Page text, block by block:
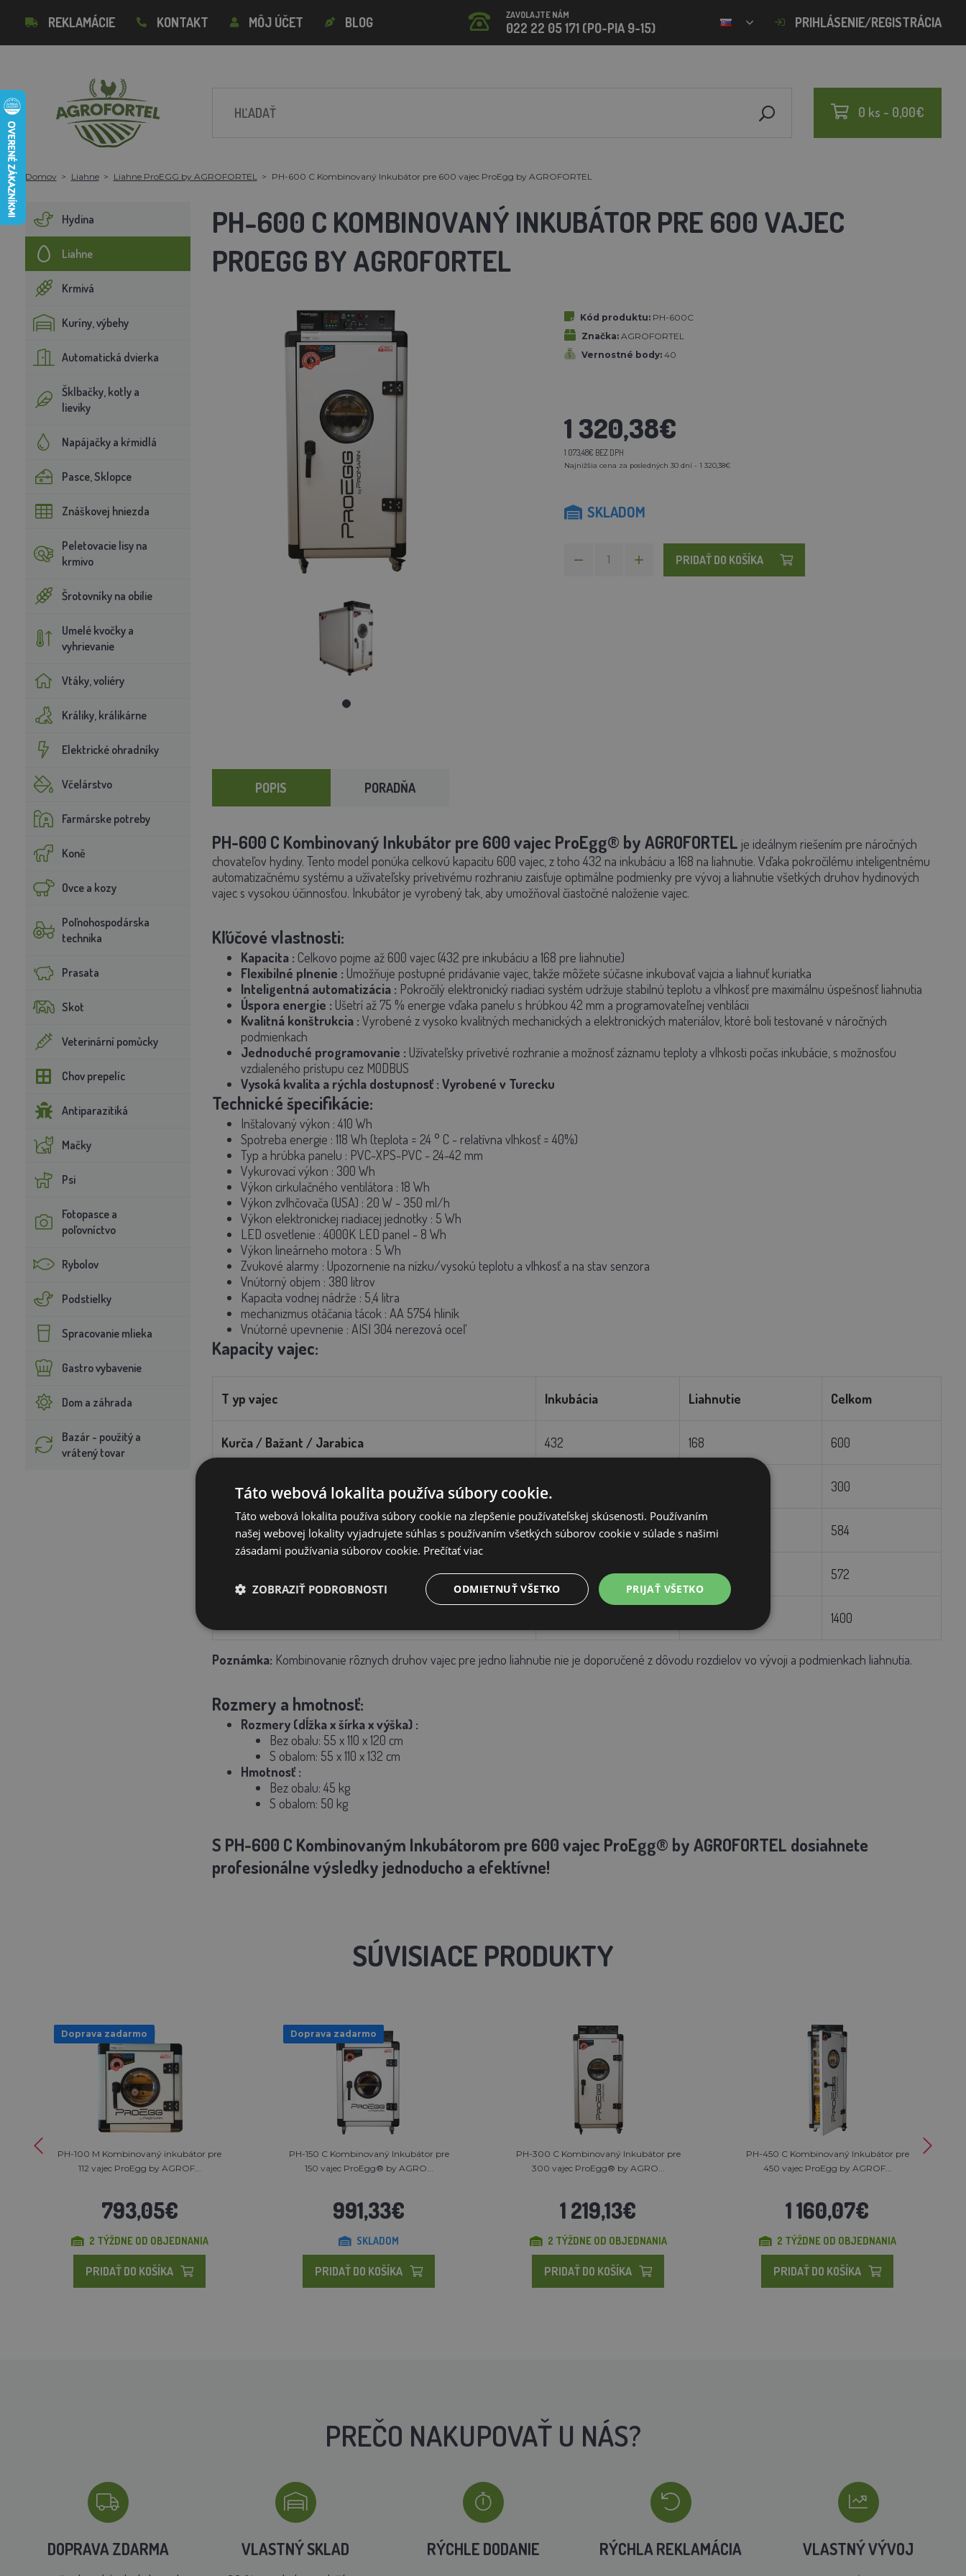
REKLAMÁCIE KONTAKT MÔJ ÚČET BLOG ZAVOLAJTE NÁM
022 22 05 171 (PO-PIA 9-15) PRIHLÁSENIE/REGISTRÁCIA
0 ks - 0,00€
Domov Liahne Liahne ProEGG by AGROFORTEL PH-600 C Kombinovaný Inkubátor pre 600 vajec ProEgg by AGROFORTEL
Hydina
Liahne
Krmivá
Kuríny, výbehy
Automatická dvierka
Šklbačky, kotly a
lieviky
Napájačky a kŕmidlá
Pasce, Sklopce
Znáškovej hniezda
Peletovacie lisy na
krmivo
Šrotovníky na obilie
Umelé kvočky a
vyhrievanie
Vtáky, voliéry
Králiky, králikárne
Elektrické ohradníky
Včelárstvo
Farmárske potreby
Koně
Ovce a kozy
Poľnohospodárska
technika
Prasata
Skot
Veterinární pomůcky
Chov prepelíc
Antiparazitiká
Mačky
Psi
Fotopasce a
poľovníctvo
Rybolov
Podstielky
Spracovanie mlieka
Gastro vybavenie
Dom a záhrada
Bazár - použitý a
vrátený tovar
PH-600 C KOMBINOVANÝ INKUBÁTOR PRE 600 VAJEC
PROEGG BY AGROFORTEL
Kód produktu: PH-600C
Značka: AGROFORTEL
Vernostné body: 40
1 320,38€
1 073,48€ BEZ DPH
Najnižšia cena za posledných 30 dní - 1 320,38€
SKLADOM
PRIDAŤ DO KOŠÍKA
POPIS PORADŇA
PH-600 C Kombinovaný Inkubátor pre 600 vajec ProEgg® by AGROFORTEL je ideálnym riešením pre náročných
chovateľov hydiny. Tento model ponúka celkovú kapacitu 600 vajec, z toho 432 na inkubáciu a 168 na liahnutie. Vďaka pokročilému inteligentnému
automatizačnému systému a užívateľsky prívetivému rozhraniu zaisťuje optimálne podmienky pre vývoj a liahnutie všetkých druhov hydinových
vajec s vysokou účinnosťou. Inkubátor je vyrobený tak, aby umožňoval čiastočné naloženie vajec.
Kľúčové vlastnosti:
Kapacita : Celkovo pojme až 600 vajec (432 pre inkubáciu a 168 pre liahnutie)
Flexibilné plnenie : Umožňuje postupné pridávanie vajec, takže môžete súčasne inkubovať vajcia a liahnuť kuriatka
Inteligentná automatizácia : Pokročilý elektronický riadiaci systém udržuje stabilnú teplotu a vlhkosť pre maximálnu úspešnosť liahnutia
Úspora energie : Ušetrí až 75 % energie vďaka panelu s hrúbkou 42 mm a programovateľnej ventilácii
Kvalitná konštrukcia : Vyrobené z vysoko kvalitných mechanických a elektronických materiálov, ktoré boli testované v náročných
podmienkach
Jednoduché programovanie : Užívateľsky prívetivé rozhranie a možnosť záznamu teploty a vlhkosti počas inkubácie, s možnosťou
vzdialeného prístupu cez MODBUS
Vysoká kvalita a rýchla dostupnosť : Vyrobené v Turecku
Technické špecifikácie:
Inštalovaný výkon : 410 Wh
Spotreba energie : 118 Wh (teplota = 24 ° C - relatívna vlhkosť = 40%)
Typ a hrúbka panelu : PVC-XPS-PVC - 24-42 mm
Vykurovací výkon : 300 Wh
Výkon cirkulačného ventilátora : 18 Wh
Výkon zvlhčovača (USA) : 20 W - 350 ml/h
Výkon elektronickej riadiacej jednotky : 5 Wh
LED osvetlenie : 4000K LED panel - 8 Wh
Výkon lineárneho motora : 5 Wh
Zvukové alarmy : Upozornenie na nízku/vysokú teplotu a vlhkosť a na stav senzora
Vnútorný objem : 380 litrov
Kapacita vodnej nádrže : 5,4 litra
mechanizmus otáčania tácok : AA 5754 hliník
Vnútorné upevnenie : AISI 304 nerezová oceľ
Kapacity vajec:
T yp vajec Inkubácia Liahnutie Celkom
Kurča / Bažant / Jarabica 432 168 600
Hus 200 300
Kačica 432 152 584
432 140 572
1400
Poznámka: Kombinovanie rôznych druhov vajec pre jedno liahnutie nie je doporučené z dôvodu rozdielov vo vývoji a podmienkach liahnutia.
Rozmery a hmotnosť:
Rozmery (dĺžka x šírka x výška) :
Bez obalu: 55 x 110 x 120 cm
S obalom: 55 x 110 x 132 cm
Hmotnosť :
Bez obalu: 45 kg
S obalom: 50 kg
S PH-600 C Kombinovaným Inkubátorom pre 600 vajec ProEgg® by AGROFORTEL dosiahnete
profesionálne výsledky jednoducho a efektívne!
SÚVISIACE PRODUKTY
Doprava zadarmo
PH-100 M Kombinovaný inkubátor pre
112 vajec ProEgg by AGROF...
793,05€
2 TÝŽDNE OD OBJEDNANIA
PRIDAŤ DO KOŠÍKA
Doprava zadarmo
PH-150 C Kombinovaný Inkubátor pre
150 vajec ProEgg® by AGRO...
991,33€
SKLADOM
PRIDAŤ DO KOŠÍKA
PH-300 C Kombinovaný Inkubátor pre
300 vajec ProEgg® by AGRO...
1 219,13€
2 TÝŽDNE OD OBJEDNANIA
PRIDAŤ DO KOŠÍKA
PH-450 C Kombinovaný Inkubátor pre
450 vajec ProEgg by AGROF...
1 160,07€
2 TÝŽDNE OD OBJEDNANIA
PRIDAŤ DO KOŠÍKA
PREČO NAKUPOVAŤ U NÁS?
DOPRAVA ZDARMA VLASTNÝ SKLAD RÝCHLE DODANIE RÝCHLA REKLAMÁCIA VLASTNÝ VÝVOJ
Táto webová lokalita používa súbory cookie.
Táto webová lokalita používa súbory cookie na zlepšenie používateľskej skúsenosti. Používaním
našej webovej lokality vyjadrujete súhlas s používaním všetkých súborov cookie v súlade s našimi
zásadami používania súborov cookie. Prečítať viac
PRIJAŤ VŠETKO
ODMIETNUŤ VŠETKO
ZOBRAZIŤ PODROBNOSTI